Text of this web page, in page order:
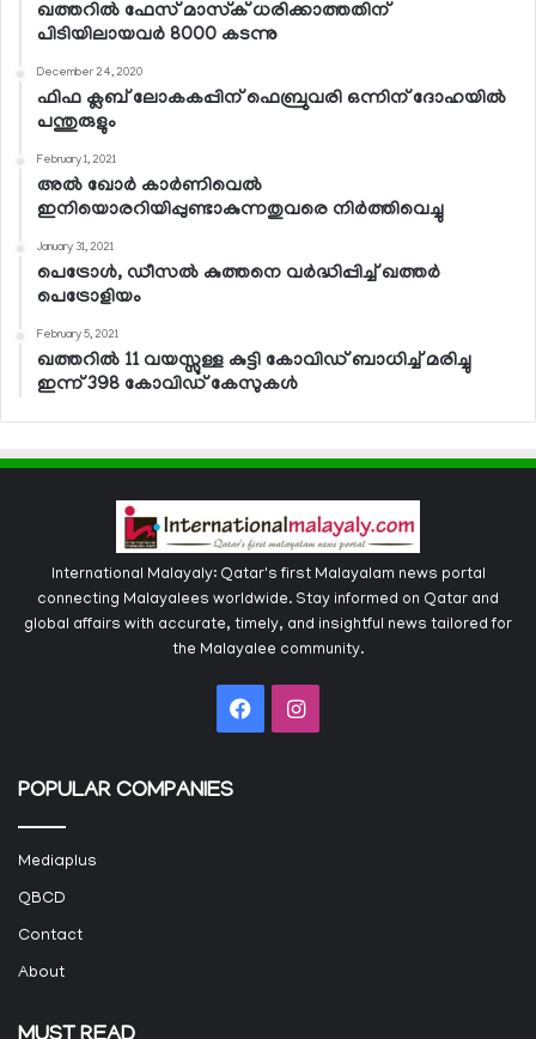
ഖത്തറില്‍ ഫേസ് മാസ്‌ക് ധരിക്കാത്തതിന്
പിടിയിലായവര്‍ 8000 കടന്നു
December 24, 2020
ഫിഫ ക്ലബ് ലോകകപ്പിന് ഫെബ്രുവരി ഒന്നിന് ദോഹയില്‍
പന്തുരുളും
February 1, 2021
അല്‍ ഖോര്‍ കാര്‍ണിവെല്‍
ഇനിയൊരറിയിപ്പുണ്ടാകുന്നതുവരെ നിര്‍ത്തിവെച്ചു
January 31, 2021
പെട്രോള്‍, ഡീസല്‍ കുത്തനെ വര്‍ദ്ധിപ്പിച്ച് ഖത്തര്‍
പെട്രോളിയം
February 5, 2021
ഖത്തറില്‍ 11 വയസ്സുള്ള കുട്ടി കോവിഡ് ബാധിച്ച് മരിച്ചു
ഇന്ന് 398 കോവിഡ് കേസുകള്‍
International Malayaly: Qatar's first Malayalam news portal
connecting Malayalees worldwide. Stay informed on Qatar and
global affairs with accurate, timely, and insightful news tailored for
the Malayalee community.
FacebookInstagram
POPULAR COMPANIES
Mediaplus
QBCD
Contact
About